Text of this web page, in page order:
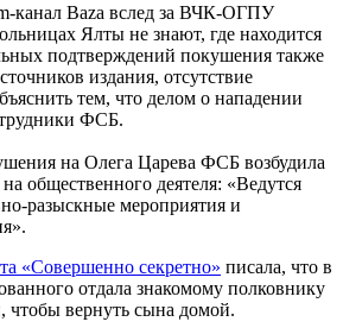
канал Baza вслед за ВЧК-ОГПУ
Ялты не знают, где находится
подтверждений покушения также
издания, отсутствие
тем, что делом о нападении
ФСБ.
на Олега Царева ФСБ возбудила
на общественного деятеля: «Ведутся
разыскные мероприятия и
«Совершенно секретно» писала, что в
отдала знакомому полковнику
вернуть сына домой.